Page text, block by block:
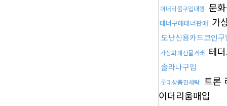
이더리움구입대행 문
테더구매테더판매 가
도난신용카드코인
가상화폐선물거래 테
솔라나구입
롯데상품권세탁 트론
이더리움매입